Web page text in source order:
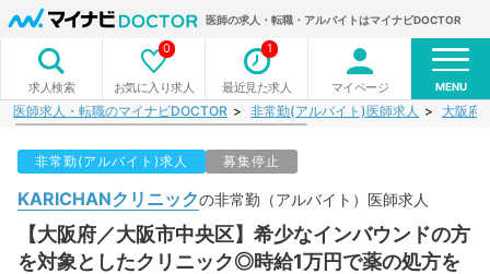
医師の求人・転職・アルバイトはマイナビDOCTOR
求人検索 お気に入り求人
0
最近見た求人
1
マイページ MENU
医師求人・転職のマイナビDOCTOR 非常勤(アルバイト)医師求人 大阪府
非常勤(アルバイト)求人 募集停止
KARICHANクリニックの非常勤（アルバイト）医師求人
【大阪府／大阪市中央区】希少なインバウンドの方
を対象としたクリニック◎時給1万円で薬の処方を